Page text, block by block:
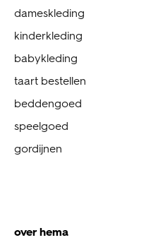
dameskleding
kinderkleding
babykleding
taart bestellen
beddengoed
speelgoed
gordijnen
over hema